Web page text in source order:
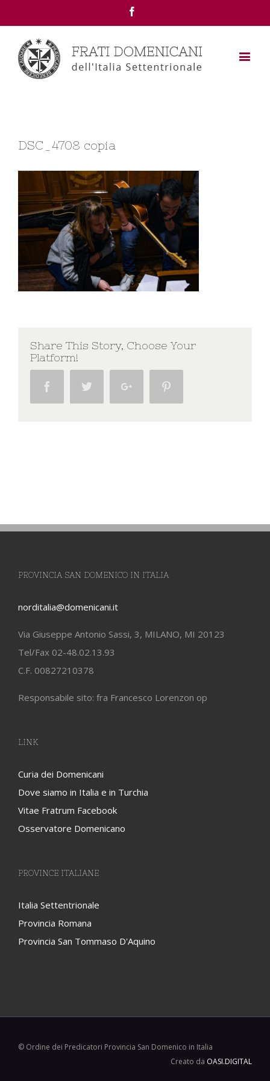
DSC_4708 copia
Share This Story, Choose Your
Platform!
Facebook Twitter Google+
PROVINCIA SAN DOMENICO IN ITALIA
norditalia@domenicani.it
Via Giuseppe Antonio Sassi, 3, MILANO, MI 20123
Tel/Fax 02-48.02.13.93
C.F. 00827210378
Responsabile sito: fra Francesco Lorenzon op
LINK
Curia dei Domenicani
Dove siamo in Italia e in Turchia
Vitae Fratrum Facebook
Osservatore Domenicano
PROVINCE ITALIANE
Italia Settentrionale
Provincia Romana
Provincia San Tommaso D'Aquino
© Ordine dei Predicatori Provincia San Domenico in Italia
Creato da OASI.DIGITAL